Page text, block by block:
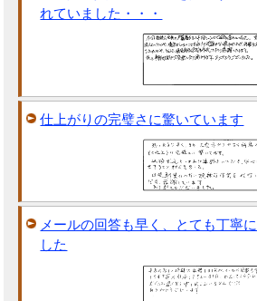
れていました・・・
仕上がりの完璧さに驚いています
メールの回答も早く、とても丁寧
した